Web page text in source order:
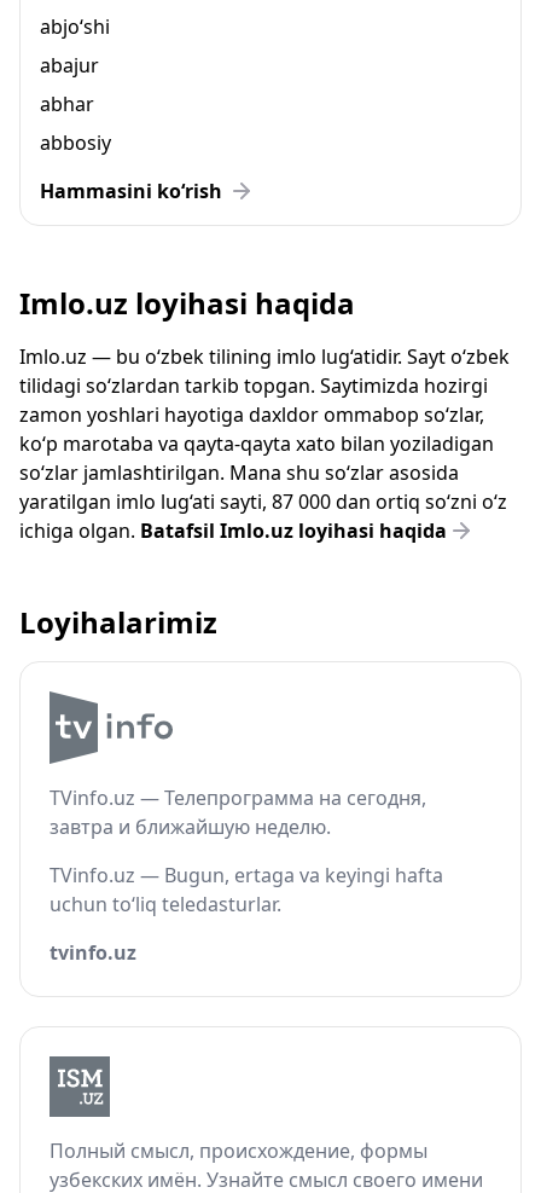
abjo‘shi
abajur
abhar
abbosiy
Hammasini ko‘rish
Imlo.uz loyihasi haqida
Imlo.uz — bu o‘zbek tilining imlo lug‘atidir. Sayt o‘zbek
tilidagi so‘zlardan tarkib topgan. Saytimizda hozirgi
zamon yoshlari hayotiga daxldor ommabop so‘zlar,
ko‘p marotaba va qayta-qayta xato bilan yoziladigan
so‘zlar jamlashtirilgan. Mana shu so‘zlar asosida
yaratilgan imlo lug‘ati sayti, 87 000 dan ortiq so‘zni o‘z
ichiga olgan. Batafsil Imlo.uz loyihasi haqida
Loyihalarimiz
TVinfo.uz — Телепрограмма на сегодня,
завтра и ближайшую неделю.
TVinfo.uz — Bugun, ertaga va keyingi hafta
uchun to‘liq teledasturlar.
tvinfo.uz
Полный смысл, происхождение, формы
узбекских имён. Узнайте смысл своего имени